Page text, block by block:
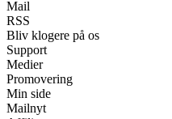
Mail
RSS
Bliv klogere på os
Support
Medier
Promovering
Min side
Mailnyt